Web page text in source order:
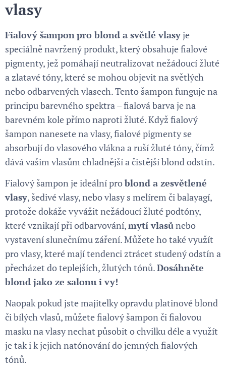
vlasy
Fialový šamponpro blond a světlé vlasy je
speciálně navržený produkt, který obsahuje fialové
pigmenty, jež pomáhají neutralizovat nežádoucí žluté
a zlatavé tóny, které se mohou objevit na světlých
nebo odbarvených vlasech. Tento šampon funguje na
principu barevného spektra – fialová barva je na
barevném kole přímo naproti žluté. Když fialový
šampon nanesete na vlasy, fialové pigmenty se
absorbují do vlasového vlákna a ruší žluté tóny, čímž
dává vašim vlasům chladnější a čistější blond odstín.
Fialový šampon je ideální problond a zesvětlené
vlasy, šedivé vlasy, nebo vlasy s melírem či balayagí,
protože dokáže vyvážit nežádoucí žluté podtóny,
které vznikají při odbarvování,mytí vlasůnebo
vystavení slunečnímu záření. Můžete ho také využít
pro vlasy, které mají tendenci ztrácet studený odstín a
přecházet do teplejších, žlutých tónů.Dosáhněte
blond jako ze salonu i vy!
Naopak pokud jste majitelky opravdu platinové blond
či bílých vlasů, můžete fialový šampon či fialovou
masku na vlasy nechat působit o chvilku déle a využít
je tak i k jejich natónování do jemných fialových
tónů.